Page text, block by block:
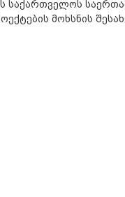
მოხსნის